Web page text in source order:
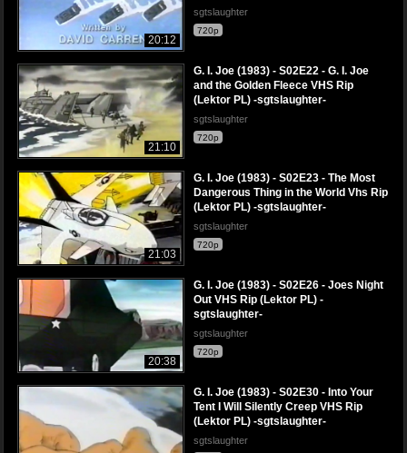
20:12
sgtslaughter
720p
21:10
G. I. Joe (1983) - S02E22 - G. I. Joe
and the Golden Fleece VHS Rip
(Lektor PL) -sgtslaughter-
sgtslaughter
720p
21:03
G. I. Joe (1983) - S02E23 - The Most
Dangerous Thing in the World Vhs Rip
(Lektor PL) -sgtslaughter-
sgtslaughter
720p
20:38
G. I. Joe (1983) - S02E26 - Joes Night
Out VHS Rip (Lektor PL) -
sgtslaughter-
sgtslaughter
720p
G. I. Joe (1983) - S02E30 - Into Your
Tent I Will Silently Creep VHS Rip
(Lektor PL) -sgtslaughter-
sgtslaughter